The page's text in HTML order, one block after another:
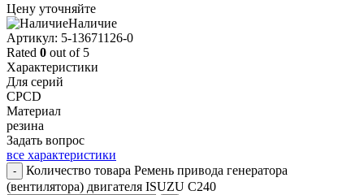
Цену уточняйте
Наличие
Aртикул: 5-13671126-0
Rated 0 out of 5
Характеристики
Для серий
CPCD
Материал
резина
Задать вопрос
все характеристики
-
Количество товара Ремень привода генератора
(вентилятора) двигателя ISUZU C240